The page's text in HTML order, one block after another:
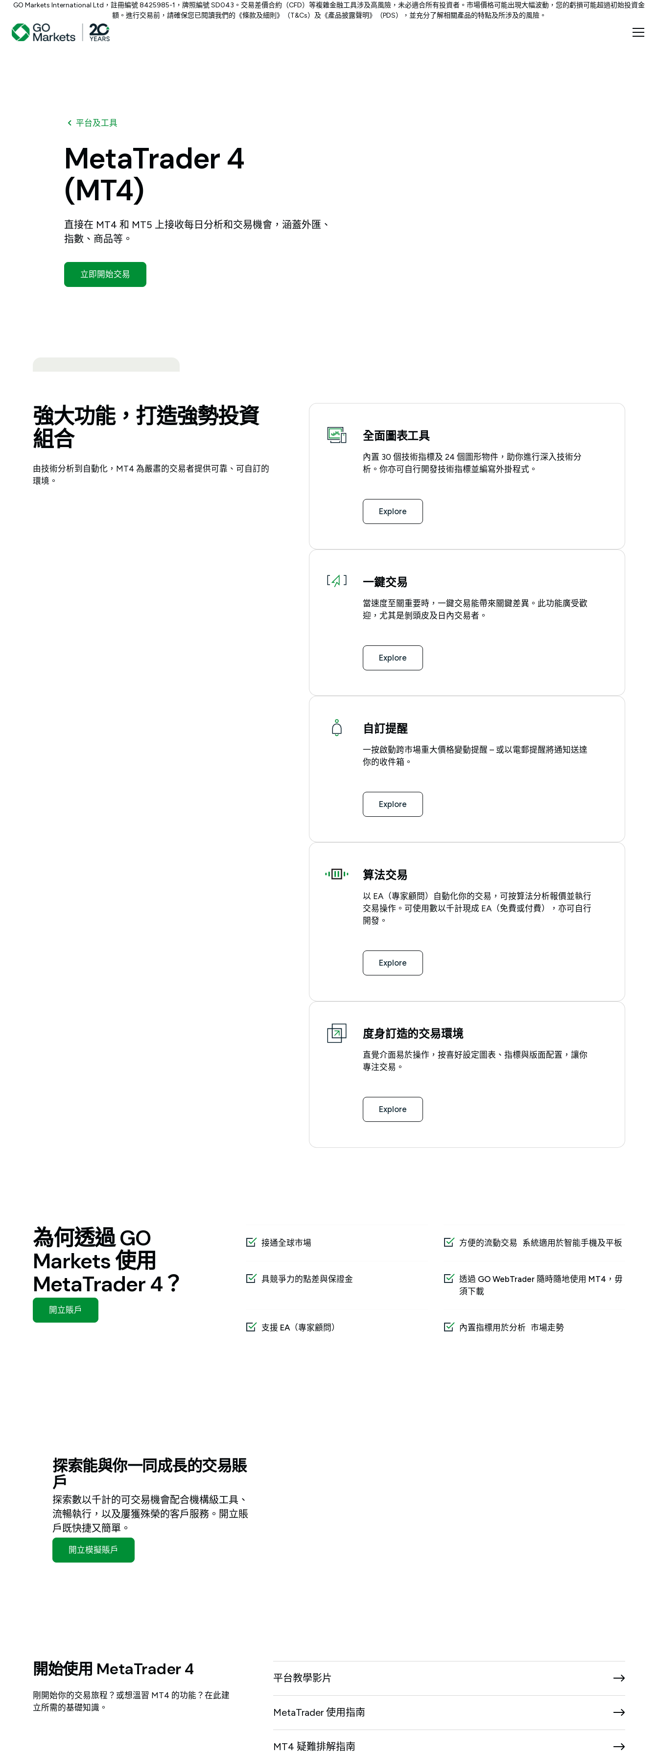
GO Markets International Ltd，註冊編號 8425985-1，牌照編號 SD043。交易差價合約（CFD）等複雜金融工具涉及高風險，未必適合所有投資者。市場價格可能出現大幅波動，您的虧損可能超過初始投資金
額。進行交易前，請確保您已閱讀我們的《條款及細則》（T&Cs）及《產品披露聲明》（PDS），並充分了解相關產品的特點及所涉及的風險。
平台及工具
MetaTrader 4
(MT4)
直接在 MT4 和 MT5 上接收每日分析和交易機會，涵蓋外匯、
指數、商品等。
立即開始交易
強大功能，打造強勢投資
組合
由技術分析到自動化，MT4 為嚴肅的交易者提供可靠、可自訂的
環境。
全面圖表工具
內置 30 個技術指標及 24 個圖形物件，助你進行深入技術分
析。你亦可自行開發技術指標並編寫外掛程式。
Explore
一鍵交易
當速度至關重要時，一鍵交易能帶來關鍵差異。此功能廣受歡
迎，尤其是剝頭皮及日內交易者。
Explore
自訂提醒
一按啟動跨市場重大價格變動提醒 – 或以電郵提醒將通知送達
你的收件箱。
Explore
算法交易
以 EA（專家顧問）自動化你的交易，可按算法分析報價並執行
交易操作。可使用數以千計現成 EA（免費或付費），亦可自行
開發。
Explore
度身訂造的交易環境
直覺介面易於操作，按喜好設定圖表、指標與版面配置，讓你
專注交易。
Explore
為何透過 GO
Markets 使用
MetaTrader 4？
開立賬戶
接通全球市場 方便的流動交易 系統適用於智能手機及平板
具競爭力的點差與保證金
透過 GO WebTrader 隨時隨地使用 MT4，毋
須下載
支援 EA（專家顧問） 內置指標用於分析 市場走勢
探索能與你一同成長的交易賬
戶
探索數以千計的可交易機會配合機構級工具、
流暢執行，以及屢獲殊榮的客戶服務。開立賬
戶既快捷又簡單。
開立模擬賬戶
開始使用 MetaTrader 4
剛開始你的交易旅程？或想溫習 MT4 的功能？在此建
立所需的基礎知識。
平台教學影片
MetaTrader 使用指南
MT4 疑難排解指南